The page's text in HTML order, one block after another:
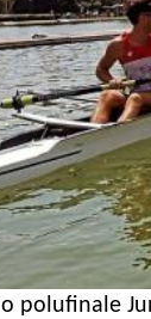
polufinale